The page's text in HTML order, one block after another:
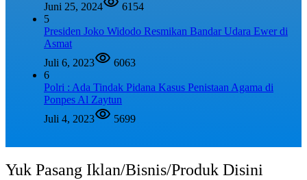
Juni 25, 2024
6154
5
Presiden Joko Widodo Resmikan Bandar Udara Ewer di
Asmat
Juli 6, 2023
6063
6
Polri : Ada Tindak Pidana Kasus Penistaan Agama di
Ponpes Al Zaytun
Juli 4, 2023
5699
Yuk Pasang Iklan/Bisnis/Produk Disini